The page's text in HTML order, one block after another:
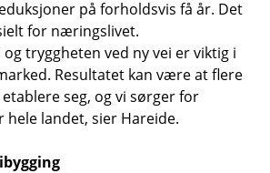
på forholdsvis få år. Det
for næringslivet.
tryggheten ved ny vei er viktig i
Resultatet kan være at flere
seg, og vi sørger for
hele landet, sier Hareide.